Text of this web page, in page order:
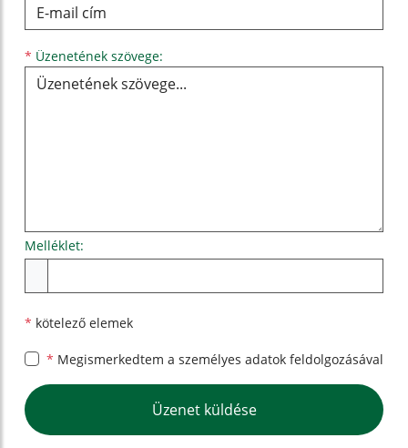
* Üzenetének szövege:
Melléklet:
* kötelező elemek
* Megismerkedtem a személyes adatok feldolgozásával
Google reCaptcha Response
Üzenet küldése